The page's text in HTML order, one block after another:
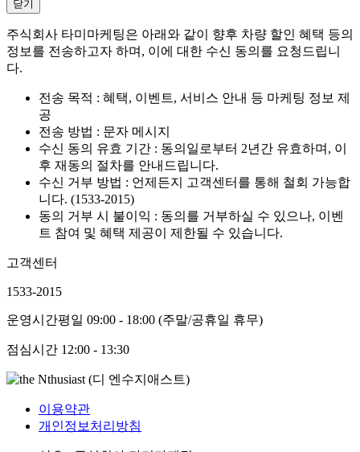
닫기
주식회사 타미마케팅은 아래와 같이 향후 차량 할인 혜택 등의
정보를 전송하고자 하며, 이에 대한 수신 동의를 요청드립니
다.
전송 목적 : 혜택, 이벤트, 서비스 안내 등 마케팅 정보 제
공
전송 방법 : 문자 메시지
수신 동의 유효 기간 : 동의일로부터 2년간 유효하며, 이
후 재동의 절차를 안내드립니다.
수신 거부 방법 : 언제든지 고객센터를 통해 철회 가능합
니다. (1533-2015)
동의 거부 시 불이익 : 동의를 거부하실 수 있으나, 이벤
트 참여 및 혜택 제공이 제한될 수 있습니다.
고객센터
1533-2015
운영시간평일 09:00 - 18:00 (주말/공휴일 휴무)
점심시간 12:00 - 13:30
이용약관
개인정보처리방침